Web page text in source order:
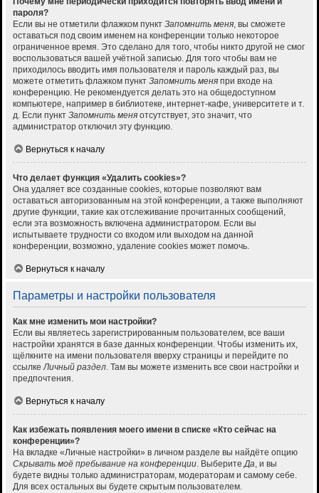
пароля?
Если вы не отметили флажком пункт Запомнить меня, вы сможете
оставаться под своим именем на конференции только некоторое
ограниченное время. Это сделано для того, чтобы никто другой не смог
воспользоваться вашей учётной записью. Для того чтобы вам не
приходилось вводить имя пользователя и пароль каждый раз, вы
можете отметить флажком пункт Запомнить меня при входе на
конференцию. Не рекомендуется делать это на общедоступном
компьютере, например в библиотеке, интернет-кафе, университете и т.
д. Если пункт Запомнить меня отсутствует, это значит, что
администратор отключил эту функцию.
Вернуться к началу
Что делает функция «Удалить cookies»?
Она удаляет все созданные cookies, которые позволяют вам
оставаться авторизованным на этой конференции, а также выполняют
другие функции, такие как отслеживание прочитанных сообщений,
если эта возможность включена администратором. Если вы
испытываете трудности со входом или выходом на данной
конференции, возможно, удаление cookies может помочь.
Вернуться к началу
Параметры и настройки пользователя
Как мне изменить мои настройки?
Если вы являетесь зарегистрированным пользователем, все ваши
настройки хранятся в базе данных конференции. Чтобы изменить их,
щёлкните на имени пользователя вверху страницы и перейдите по
ссылкеЛичный раздел. Там вы можете изменить все свои настройки и
предпочтения.
Вернуться к началу
Как избежать появления моего имени в списке «Кто сейчас на
конференции»?
На вкладке «Личные настройки» в личном разделе вы найдёте опцию
Скрывать моё пребывание на конференции. ВыберитеДа, и вы
будете видны только администраторам, модераторам и самому себе.
Для всех остальных вы будете скрытым пользователем.